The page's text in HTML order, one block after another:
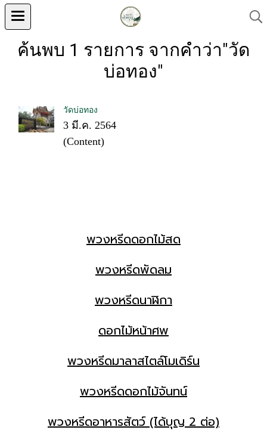
ค้นพบ 1 รายการ จากคำว่า"วัด
บ่อทอง"
วัดบ่อทอง
3 มี.ค. 2564
(Content)
พวงหรีดดอกไม้สด
พวงหรีดพัดลม
พวงหรีดนาฬิกา
ดอกไม้หน้าศพ
พวงหรีดมาลาสไตล์โมเดิร์น
พวงหรีดดอกไม้จันทน์
พวงหรีดอาหารสัตว์ (ได้บุญ 2 ต่อ)